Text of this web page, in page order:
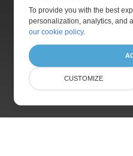
Paid
To provide you with the best
personalization, analytics, and
our cookie policy.
CUSTOMIZE